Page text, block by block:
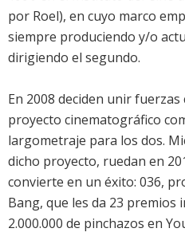
por Roel), en cuyo marco
siempre produciendo y/o
dirigiendo el segundo.
En 2008 deciden unir
proyecto cinematográfico
largometraje para los dos.
dicho proyecto, ruedan en
convierte en un éxito: 036,
Bang, que les da 23 premios
2.000.000 de pinchazos en